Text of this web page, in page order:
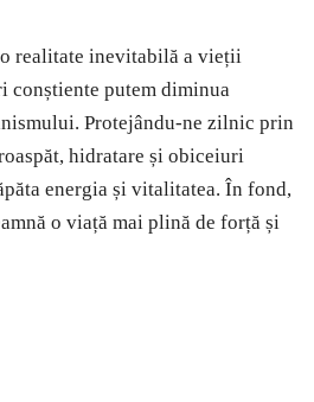
realitate inevitabilă a vieții
conștiente putem diminua
Protejându-ne zilnic prin
hidratare și obiceiuri
energia și vitalitatea. În fond,
o viață mai plină de forță și